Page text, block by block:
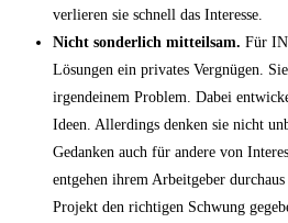
verlieren sie schnell das Interesse.
Nicht sonderlich mitteilsam. Für
Lösungen ein privates Vergnügen.
irgendeinem Problem. Dabei
Ideen. Allerdings denken sie nicht
Gedanken auch für andere von
entgehen ihrem Arbeitgeber
Projekt den richtigen Schwung